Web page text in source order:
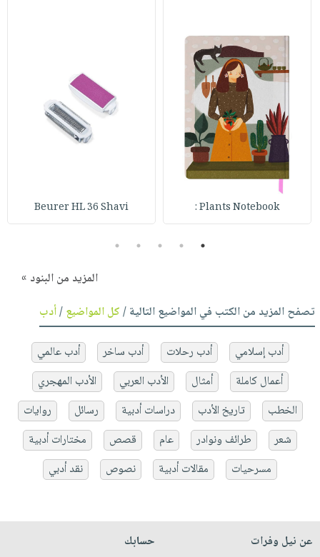
Plants Notebook :
Beurer HL 36 Shavi
1
2
3
4
5
المزيد من البنود »
تصفح المزيد من الكتب في المواضيع التالية /كل المواضيع/أدب
أدب إسلامي أدب رحلات أدب ساخر
أدب عالمي
أعمال كاملة
أمثال الأدب العربي
الأدب المهجري
الخطب
تاريخ الأدب دراسات أدبية رسائل
روايات
شعر
طرائف ونوادر عام قصص
مختارات أدبية
مسرحيات
مقالات أدبية نصوص نقد أدبي
عن نيل وفرات
حسابك